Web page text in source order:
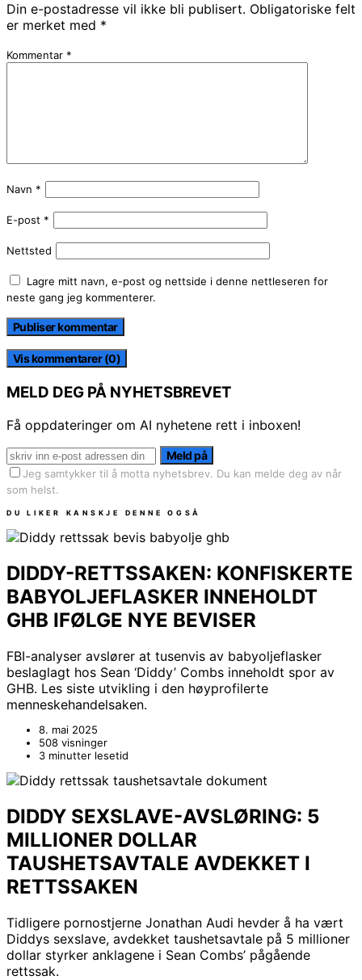
Din e-postadresse vil ikke bli publisert. Obligatoriske felt
er merket med *
Kommentar *
Navn *
E-post *
Nettsted
Lagre mitt navn, e-post og nettside i denne nettleseren for
neste gang jeg kommenterer.
Vis kommentarer (0)
MELD DEG PÅ NYHETSBREVET
Få oppdateringer om AI nyhetene rett i inboxen!
Meld på
Jeg samtykker til å motta nyhetsbrev. Du kan melde deg av når
som helst.
DU LIKER KANSKJE DENNE OGSÅ
DIDDY-RETTSSAKEN: KONFISKERTE
BABYOLJEFLASKER INNEHOLDT
GHB IFØLGE NYE BEVISER
FBI-analyser avslører at tusenvis av babyoljeflasker
beslaglagt hos Sean ‘Diddy’ Combs inneholdt spor av
GHB. Les siste utvikling i den høyprofilerte
menneskehandelsaken.
8. mai 2025
508 visninger
3 minutter lesetid
DIDDY SEXSLAVE-AVSLØRING: 5
MILLIONER DOLLAR
TAUSHETSAVTALE AVDEKKET I
RETTSSAKEN
Tidligere pornostjerne Jonathan Audi hevder å ha vært
Diddys sexslave, avdekket taushetsavtale på 5 millioner
dollar styrker anklagene i Sean Combs’ pågående
rettssak.